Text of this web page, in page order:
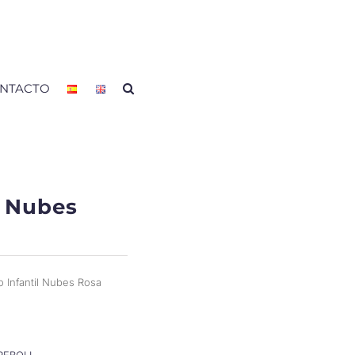
Nubes
Infantil Nubes Rosa